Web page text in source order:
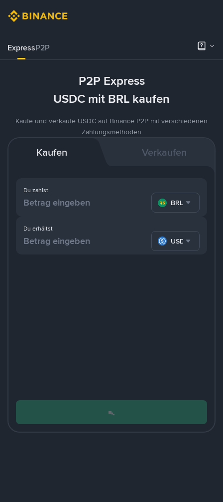
ExpressP2P
P2P Express
USDC mit BRL kaufen
Kaufe und verkaufe USDC auf Binance P2P mit verschiedenen
Zahlungsmethoden
Kaufen Verkaufen
Du zahlst
BRL
Du erhältst
USDC